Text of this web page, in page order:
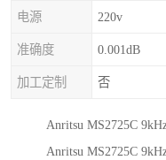
电源 220v
准确度 0.001dB
加工定制 否
Anritsu MS2725C
Anritsu MS2725C